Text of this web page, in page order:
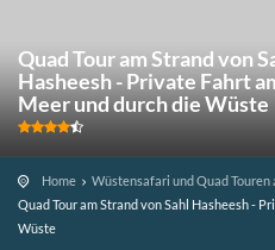
Quad Tour am Strand von
Hasheesh - Private Fahrt
Meer und durch die Wüste
Home
Wüstensafari und Quad Touren
Quad Tour am Strand von Sahl Hasheesh -
Wüste